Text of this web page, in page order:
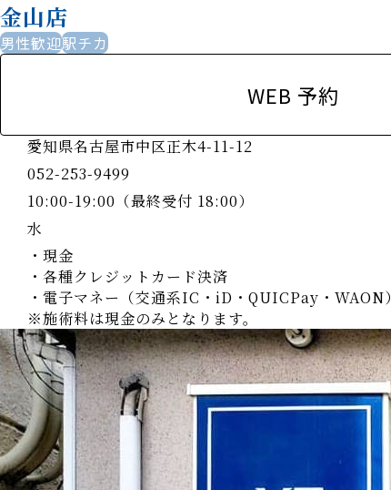
金山店
男性歓迎駅チカ
WEB 予約
愛知県名古屋市中区正木4-11-12
052-253-9499
10:00-19:00（最終受付 18:00）
水
・現金
・各種クレジットカード決済
・電子マネー（交通系IC・iD・QUICPay・WAON）
※施術料は現金のみとなります。